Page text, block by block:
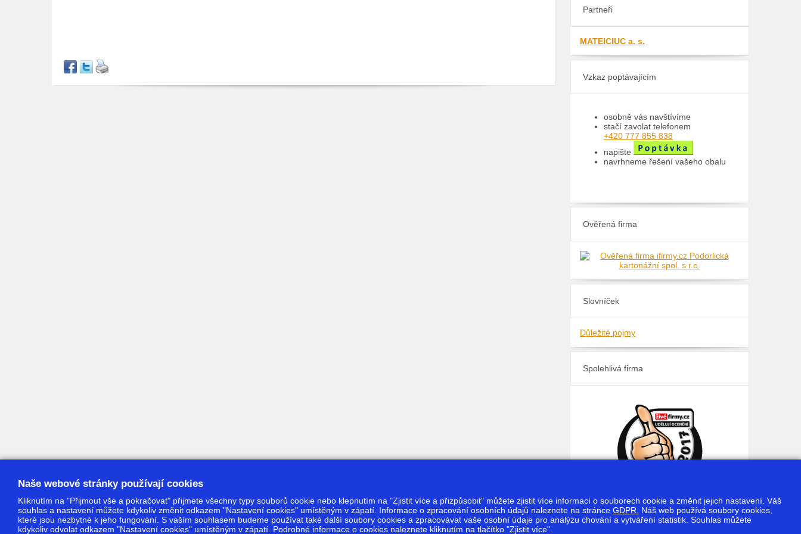
Partneři
MATEICIUC a. s.
Vzkaz poptávajícím
osobně vás navštívíme
stačí zavolat telefonem
+420 777 855 838
napište
navrhneme řešení vašeho obalu
Ověřená firma
Slovníček
Důležité pojmy
Spolehlivá firma
Naše webové stránky používají cookies
Kliknutím na "Přijmout vše a pokračovat" přijmete všechny typy souborů cookie nebo klepnutím na "Zjistit více a přizpůsobit" můžete zjistit více informací o souborech cookie a změnit jejich nastavení. Váš
souhlas a nastavení můžete kdykoliv změnit odkazem "Nastavení cookies" umístěným v zápatí. Informace o zpracování osobních údajů naleznete na stránce GDPR.
Náš web používá soubory cookies,
které jsou nezbytné k jeho fungování. S vaším souhlasem budeme používat také další soubory cookies a zpracovávat vaše osobní údaje pro analýzu chování a vytváření statistik. Souhlas můžete
kdykoliv odvolat odkazem "Nastavení cookies" umístěným v zápatí. Podrobné informace o cookies naleznete kliknutím na tlačítko "Zjistit více".